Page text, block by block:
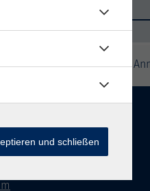
Datenschutzhinweise zur
und schließen